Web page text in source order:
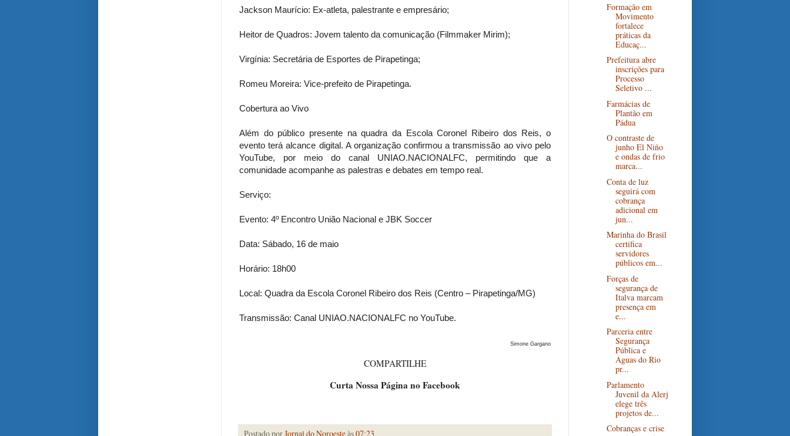
Jackson Maurício: Ex-atleta, palestrante e empresário;
Heitor de Quadros: Jovem talento da comunicação (Filmmaker Mirim);
Virgínia: Secretária de Esportes de Pirapetinga;
Romeu Moreira: Vice-prefeito de Pirapetinga.
Cobertura ao Vivo
Além do público presente na quadra da Escola Coronel Ribeiro dos Reis, o
evento terá alcance digital. A organização confirmou a transmissão ao vivo pelo
YouTube, por meio do canal UNIAO.NACIONALFC, permitindo que a
comunidade acompanhe as palestras e debates em tempo real.
Serviço:
Evento: 4º Encontro União Nacional e JBK Soccer
Data: Sábado, 16 de maio
Horário: 18h00
Local: Quadra da Escola Coronel Ribeiro dos Reis (Centro – Pirapetinga/MG)
Transmissão: Canal UNIAO.NACIONALFC no YouTube.
Simone Gargano
COMPARTILHE
Curta Nossa Página no Facebook
Postado porJornal do Noroesteàs07:23
Formação em
Movimento
fortalece
práticas da
Educaç...
Prefeitura abre
inscrições para
Processo
Seletivo ...
Farmácias de
Plantão em
Pádua
O contraste de
junho El Niño
e ondas de frio
marca...
Conta de luz
seguirá com
cobrança
adicional em
jun...
Marinha do Brasil
certifica
servidores
públicos em...
Forças de
segurança de
Italva marcam
presença em
e...
Parceria entre
Segurança
Pública e
Águas do Rio
pr...
Parlamento
Juvenil da Alerj
elege três
projetos de...
Cobranças e crise